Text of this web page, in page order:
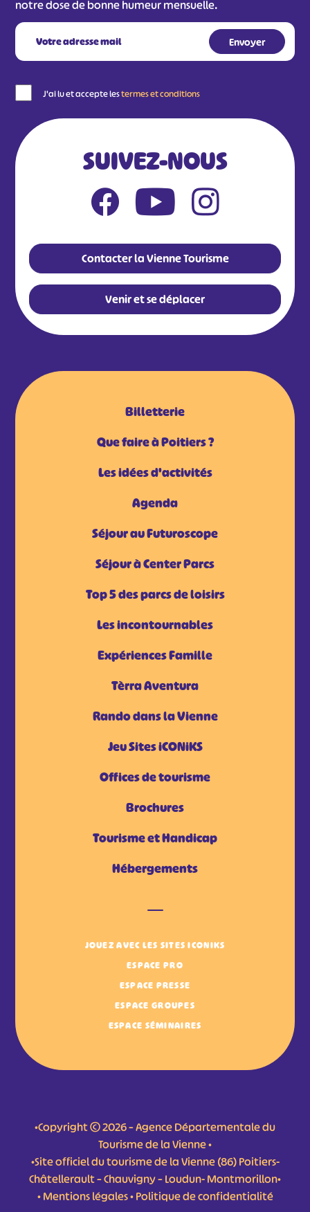
notre dose de bonne humeur mensuelle.
J'ai lu et accepte lestermes et conditions
SUIVEZ-NOUS
Contacter la Vienne Tourisme
Venir et se déplacer
Billetterie
Que faire à Poitiers ?
Les idées d'activités
Agenda
Séjour au Futuroscope
Séjour à Center Parcs
Top 5 des parcs de loisirs
Les incontournables
Expériences Famille
Tèrra Aventura
Rando dans la Vienne
Jeu Sites iCONiKS
Offices de tourisme
Brochures
Tourisme et Handicap
Hébergements
JOUEZ AVEC LES SITES ICONIKS
ESPACE PRO
ESPACE PRESSE
ESPACE GROUPES
ESPACE SÉMINAIRES
•Copyright © 2026 – Agence Départementale du
Tourisme de la Vienne •
•Site officiel du tourisme de la Vienne (86) Poitiers-
Châtellerault – Chauvigny – Loudun- Montmorillon•
•Mentions légales•Politique de confidentialité